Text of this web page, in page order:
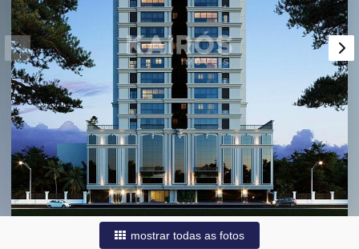
mostrar todas as fotos